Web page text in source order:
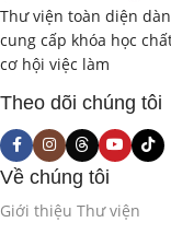
Thư viện toàn diện
cung cấp khóa học
cơ hội việc làm
Theo dõi chúng tôi
Về chúng tôi
Giới thiệu Thư viện